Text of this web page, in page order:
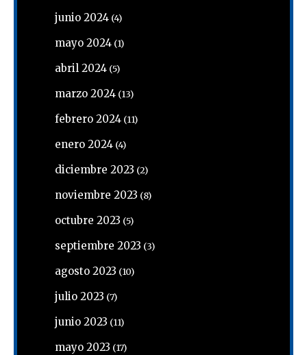
junio 2024 (4)
mayo 2024 (1)
abril 2024 (5)
marzo 2024 (13)
febrero 2024 (11)
enero 2024 (4)
diciembre 2023 (2)
noviembre 2023 (8)
octubre 2023 (5)
septiembre 2023 (3)
agosto 2023 (10)
julio 2023 (7)
junio 2023 (11)
mayo 2023 (17)